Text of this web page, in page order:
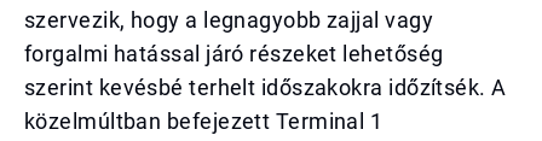
szervezik, hogy a legnagyobb zajjal vagy
forgalmi hatással járó részeket lehetőség
szerint kevésbé terhelt időszakokra időzítsék. A
közelmúltban befejezett Terminal 1